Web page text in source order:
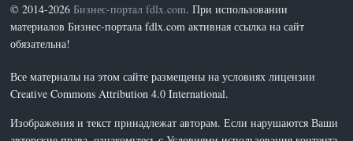
© 2014-2026Бизнес-портал fdlx.com. При использовании
материалов Бизнес-портала fdlx.com активная ссылка на сайт
обязательна!
Все материалы на этом сайте размещены на условиях лицензии
Creative Commons Attribution 4.0 International.
Изображения и текст принадлежат авторам. Если нарушаются Ваши